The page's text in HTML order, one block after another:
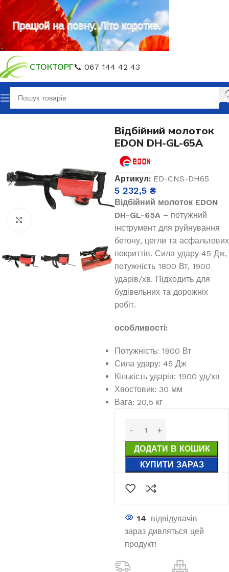
СТОКТОРГ📞 067 144 42 43
Головна Електроінструмент
Клацніть, щоб збільшити
Відбійний молоток
EDON DH-GL-65A
Артикул: ED-CNS-DH65
5 232,5 ₴
Відбійний молоток EDON
DH-GL-65A – потужний
інструмент для руйнування
бетону, цегли та асфальтових
покриттів. Сила удару 45 Дж,
потужність 1800 Вт, 1900
ударів/хв. Підходить для
будівельних та дорожніх
робіт.
особливості:
Потужність: 1800 Вт
Сила удару: 45 Дж
Кількість ударів: 1900 уд/хв
Хвостовик: 30 мм
Вага: 20,5 кг
ДОДАТИ В КОШИК
КУПИТИ ЗАРАЗ
14 відвідувачів
зараз дивляться цей
продукт!
Працюй на повну. Літо коротке.